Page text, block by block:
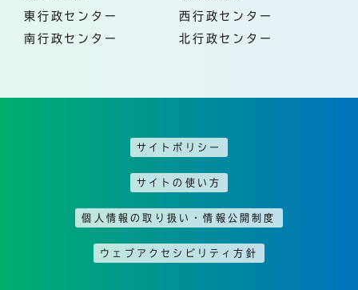
東行政センター
西行政センター
南行政センター
北行政センター
サイトポリシー
サイトの使い方
個人情報の取り扱い・情報公開制度
ウェブアクセシビリティ方針